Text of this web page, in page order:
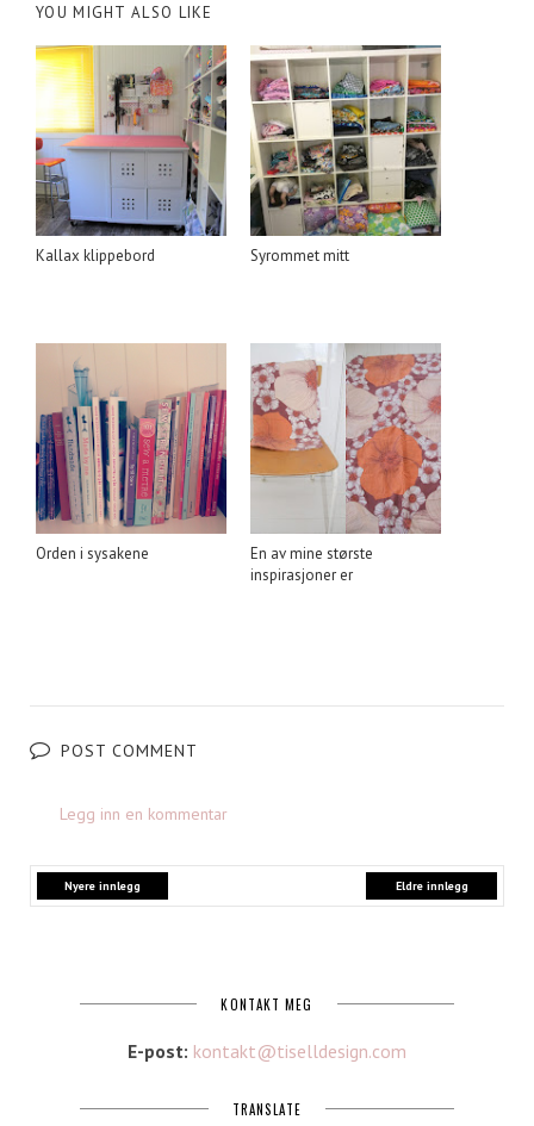
YOU MIGHT ALSO LIKE
Kallax klippebord Syrommet mitt
Orden i sysakene
En av mine største
inspirasjoner er
POST COMMENT
Legg inn en kommentar
Nyere innlegg Eldre innlegg
KONTAKT MEG
E-post: kontakt@tiselldesign.com
TRANSLATE